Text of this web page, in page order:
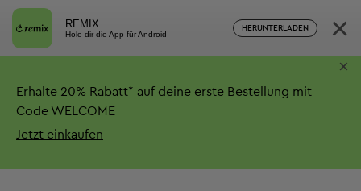
REMIX
Hole dir die App für Android
HERUNTERLADEN ×
Erhalte 20% Rabatt* auf deine erste Bestellung mit
Code WELCOME
Jetzt einkaufen
×